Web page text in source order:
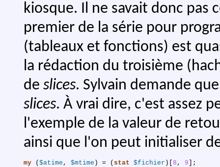
kiosque. Il ne savait donc pas
premier de la série pour
(tableaux et fonctions) est
la rédaction du troisième
de slices. Sylvain demande
slices. À vrai dire, c'est assez
l'exemple de la valeur de
ainsi que l'on peut initialiser
my ( $atime , $mtime ) = ( stat $fichier ) 8 , 9 ;